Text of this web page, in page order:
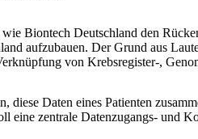
Biontech Deutschland den
aufzubauen. Der Grund aus
von Krebsre­gister-,
diese Daten eines Patienten
eine zentrale Datenzugangs- und